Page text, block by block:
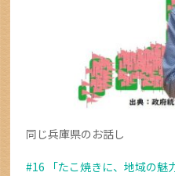
同じ兵庫県のお話し
#16 「たこ焼きに、地域の魅